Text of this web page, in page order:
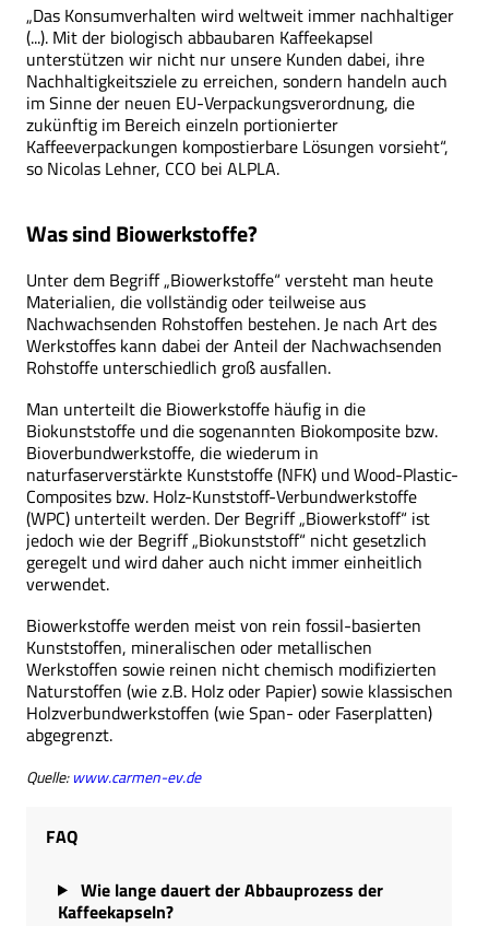
„Das Konsumverhalten wird weltweit immer nachhaltiger
(...). Mit der biologisch abbaubaren Kaffeekapsel
unterstützen wir nicht nur unsere Kunden dabei, ihre
Nachhaltigkeitsziele zu erreichen, sondern handeln auch
im Sinne der neuen EU-Verpackungsverordnung, die
zukünftig im Bereich einzeln portionierter
Kaffeeverpackungen kompostierbare Lösungen vorsieht“,
so Nicolas Lehner, CCO bei ALPLA.
Was sind Biowerkstoffe?
Unter dem Begriff „Biowerkstoffe“ versteht man heute
Materialien, die vollständig oder teilweise aus
Nachwachsenden Rohstoffen bestehen. Je nach Art des
Werkstoffes kann dabei der Anteil der Nachwachsenden
Rohstoffe unterschiedlich groß ausfallen.
Man unterteilt die Biowerkstoffe häufig in die
Biokunststoffe und die sogenannten Biokomposite bzw.
Bioverbundwerkstoffe, die wiederum in
naturfaserverstärkte Kunststoffe (NFK) und Wood-Plastic-
Composites bzw. Holz-Kunststoff-Verbundwerkstoffe
(WPC) unterteilt werden. Der Begriff „Biowerkstoff“ ist
jedoch wie der Begriff „Biokunststoff“ nicht gesetzlich
geregelt und wird daher auch nicht immer einheitlich
verwendet.
Biowerkstoffe werden meist von rein fossil-basierten
Kunststoffen, mineralischen oder metallischen
Werkstoffen sowie reinen nicht chemisch modifizierten
Naturstoffen (wie z.B. Holz oder Papier) sowie klassischen
Holzverbundwerkstoffen (wie Span- oder Faserplatten)
abgegrenzt.
Quelle:www.carmen-ev.de
FAQ
Wie lange dauert der Abbauprozess der
Kaffeekapseln?